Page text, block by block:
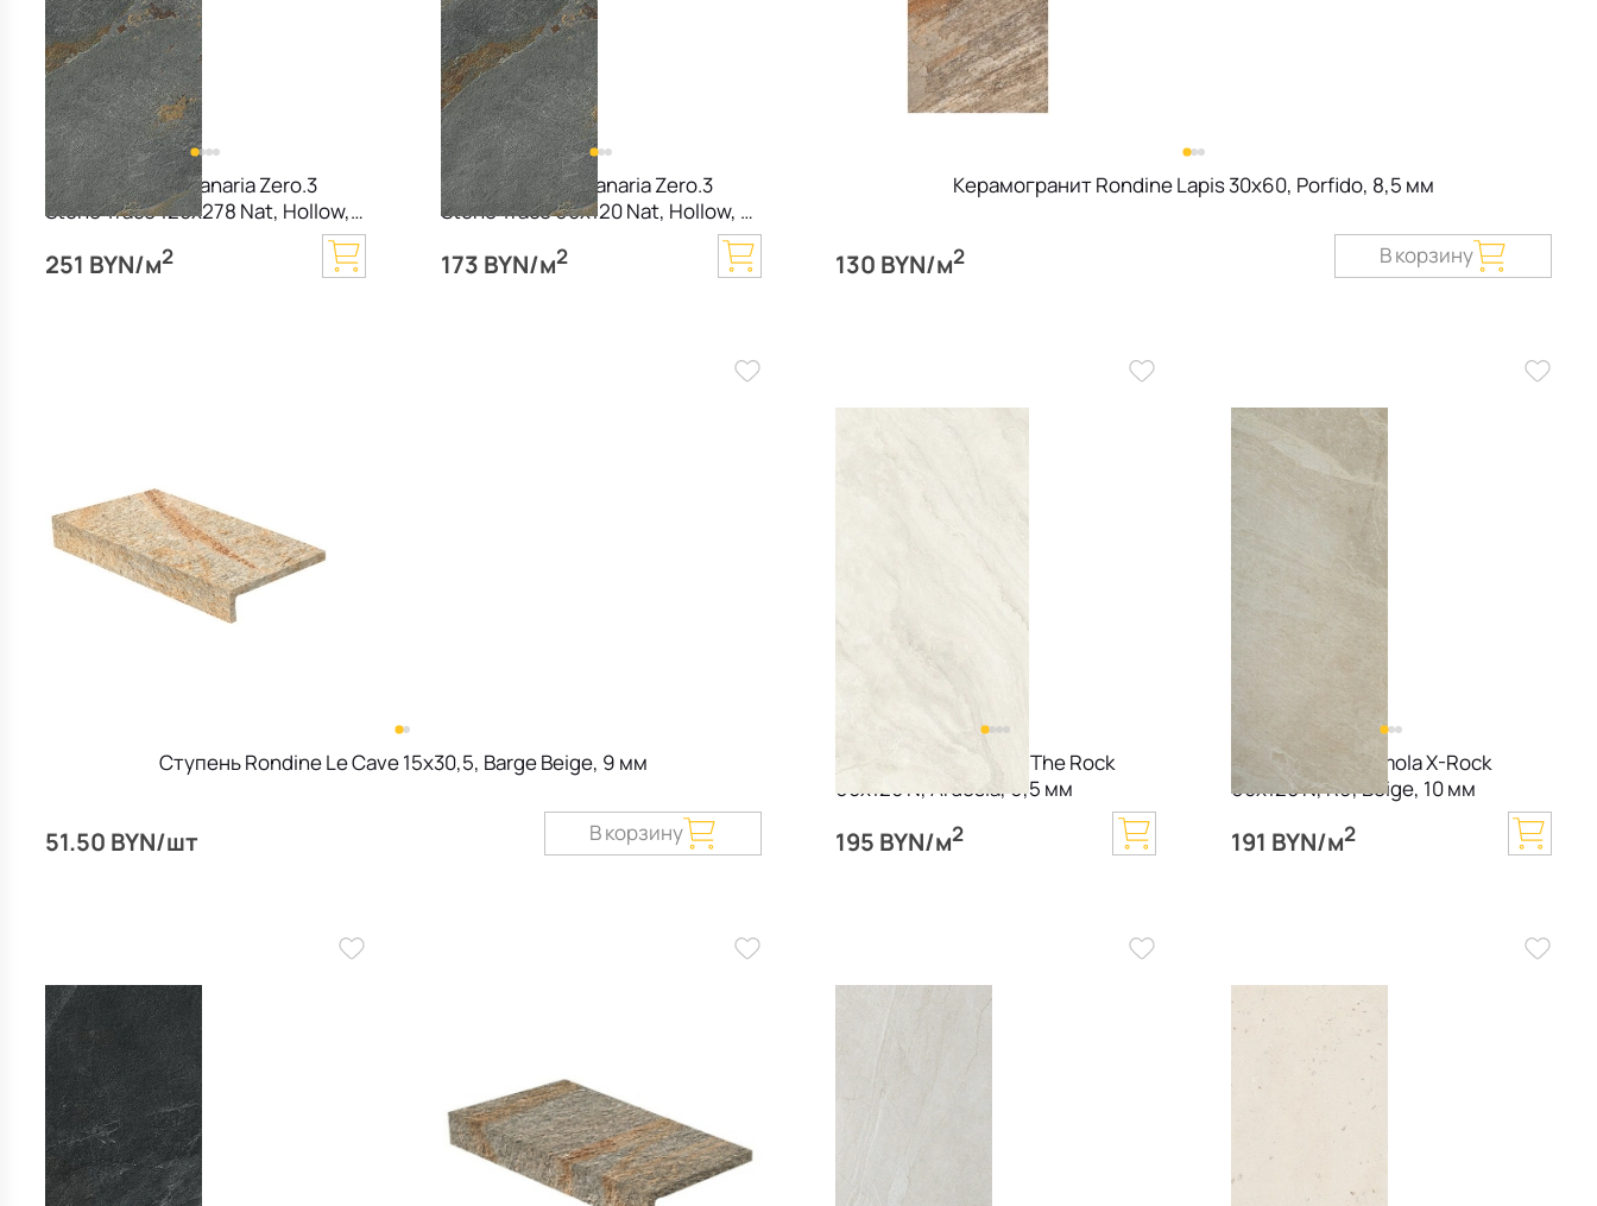
Керамогранит Panaria Zero.3
Stone Trace 120х278 Nat, Hollow,
251 BYN/м2
Керамогранит Panaria Zero.3
Stone Trace 60х120 Nat, Hollow, 6
173 BYN/м2
Керамогранит Rondine Lapis 30х60, Porfido, 8,5 мм
130 BYN/м2 В корзину
Ступень Rondine Le Cave 15х30,5, Barge Beige, 9 мм
51.50 BYN/шт В корзину
Керамогранит Imola The Rock
60х120 N, Ardesia, 6,5 мм
195 BYN/м2
Керамогранит Imola X-Rock
60х120 N, R9, Beige, 10 мм
191 BYN/м2